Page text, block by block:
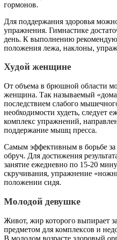
гормонов.
Для поддержания здоровья
упражнения. Гимнастике
день. К выполнению
положения лежа, наклоны,
Худой женщине
От объема в брюшной области
женщина. Так называемый
последствием слабого
необходимости худеть, следует
комплекс упражнений,
поддержание мышц пресса.
Самым эффективным в борьбе за
обруч. Для достижения
занятие ежедневно по 15-20
скручивания, упражнение
положении сидя.
Молодой девушке
Живот, жир которого выпирает
предметом для комплексов и
В молодом возрасте здоровый